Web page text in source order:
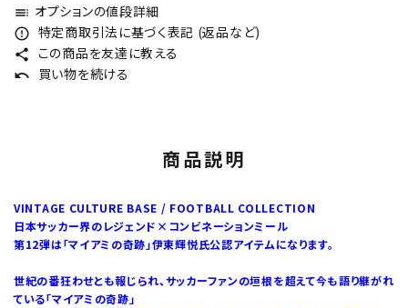
toc オプションの値段詳細
error_outline 特定商取引法に基づく表記 (返品など)
share この商品を友達に教える
undo 買い物を続ける
商品説明
VINTAGE CULTURE BASE / FOOTBALL COLLECTION
日本サッカー界のレジェンド×コンビネーションミール
第12弾は「マイアミの奇跡」伊東輝悦氏公認アイテムになります。
世紀の番狂わせとも報じられ、サッカーファンの垣根を超えて今も語り継がれ
ている「マイアミの奇跡」